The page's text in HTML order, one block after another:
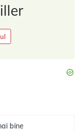
bine